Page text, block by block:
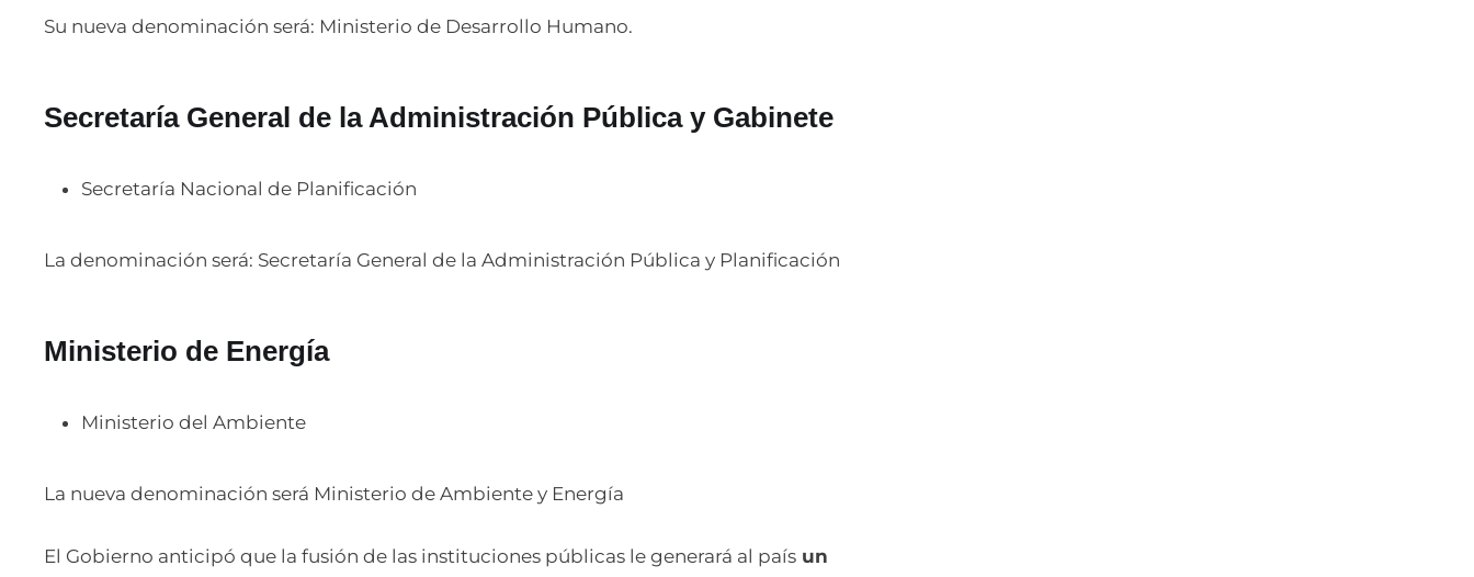
Su nueva denominación será: Ministerio de Desarrollo Humano.
Secretaría General de la Administración Pública y Gabinete
Secretaría Nacional de Planificación
La denominación será: Secretaría General de la Administración Pública y Planificación
Ministerio de Energía
Ministerio del Ambiente
La nueva denominación será Ministerio de Ambiente y Energía
El Gobierno anticipó que la fusión de las instituciones públicas le generará al país un